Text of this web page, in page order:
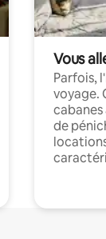
Vous
Parfois,
voyage.
cabanes
de